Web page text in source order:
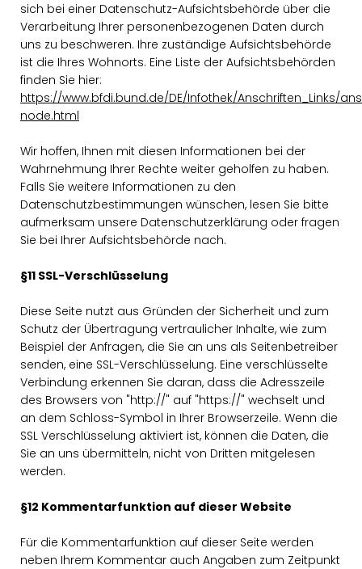
sich bei einer Datenschutz-Aufsichtsbehörde über die
Verarbeitung Ihrer personenbezogenen Daten durch
uns zu beschweren. Ihre zuständige Aufsichtsbehörde
ist die Ihres Wohnorts. Eine Liste der Aufsichtsbehörden
finden Sie hier:
https://www.bfdi.bund.de/DE/Infothek/Anschriften_Links/
node.html
Wir hoffen, Ihnen mit diesen Informationen bei der
Wahrnehmung Ihrer Rechte weiter geholfen zu haben.
Falls Sie weitere Informationen zu den
Datenschutzbestimmungen wünschen, lesen Sie bitte
aufmerksam unsere Datenschutzerklärung oder fragen
Sie bei Ihrer Aufsichtsbehörde nach.
§11 SSL-Verschlüsselung
Diese Seite nutzt aus Gründen der Sicherheit und zum
Schutz der Übertragung vertraulicher Inhalte, wie zum
Beispiel der Anfragen, die Sie an uns als Seitenbetreiber
senden, eine SSL-Verschlüsselung. Eine verschlüsselte
Verbindung erkennen Sie daran, dass die Adresszeile
des Browsers von "http://" auf "https://" wechselt und
an dem Schloss-Symbol in Ihrer Browserzeile. Wenn die
SSL Verschlüsselung aktiviert ist, können die Daten, die
Sie an uns übermitteln, nicht von Dritten mitgelesen
werden.
§12 Kommentarfunktion auf dieser Website
Für die Kommentarfunktion auf dieser Seite werden
neben Ihrem Kommentar auch Angaben zum Zeitpunkt